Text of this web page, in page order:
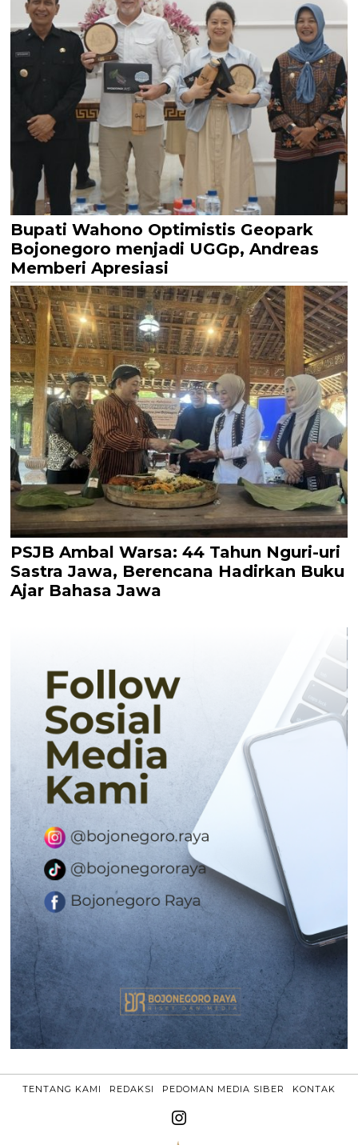
Bupati Wahono Optimistis Geopark
Bojonegoro menjadi UGGp, Andreas
Memberi Apresiasi
PSJB Ambal Warsa: 44 Tahun Nguri-uri
Sastra Jawa, Berencana Hadirkan Buku
Ajar Bahasa Jawa
TENTANG KAMI REDAKSI PEDOMAN MEDIA SIBER KONTAK